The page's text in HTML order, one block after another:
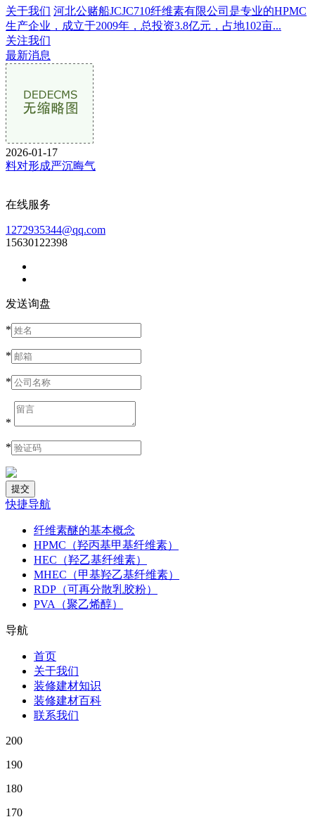
关于我们 河北公赌船JCJC710纤维素有限公司是专业的HPMC
生产企业，成立于2009年，总投资3.8亿元，占地102亩...
关注我们
最新消息
2026-01-17
料对形成严沉晦气
在线服务
1272935344@qq.com
15630122398
发送询盘
*
*
*
*
*
快捷导航
纤维素醚的基本概念
HPMC（羟丙基甲基纤维素）
HEC（羟乙基纤维素）
MHEC（甲基羟乙基纤维素）
RDP（可再分散乳胶粉）
PVA（聚乙烯醇）
导航
首页
关于我们
装修建材知识
装修建材百科
联系我们
200
190
180
170